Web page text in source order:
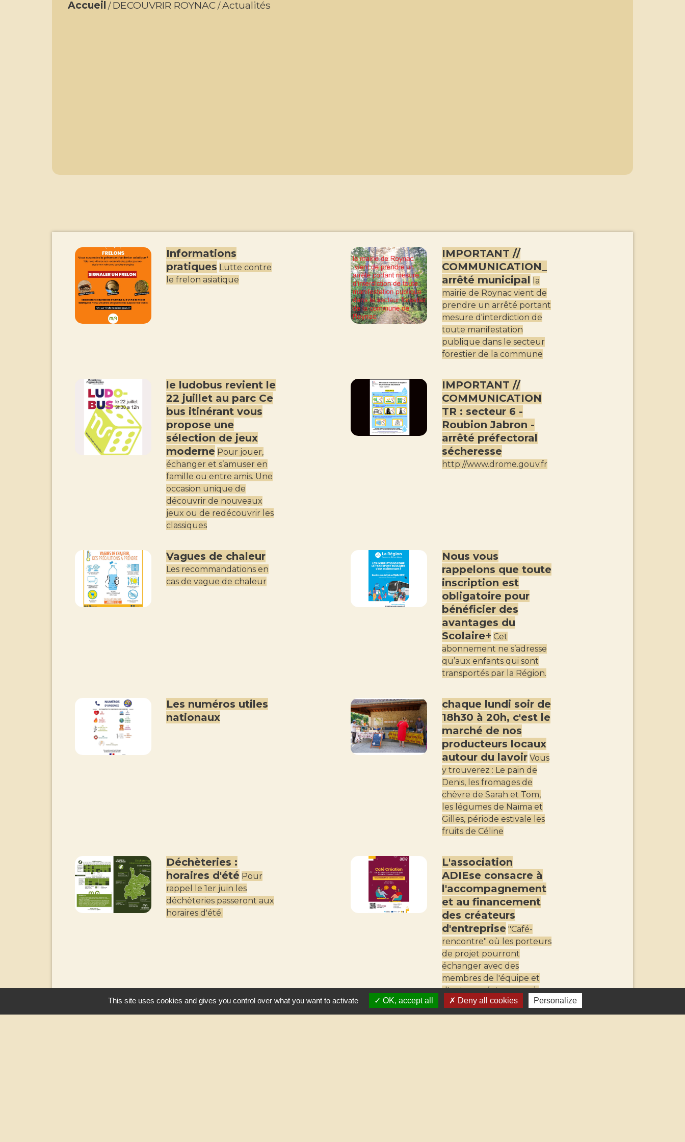
Accueil / DECOUVRIR ROYNAC / Actualités
Informations
pratiques Lutte contre
le frelon asiatique
IMPORTANT //
COMMUNICATION_
arrêté municipal la
mairie de Roynac vient de
prendre un arrêté portant
mesure d'interdiction de
toute manifestation
publique dans le secteur
forestier de la commune
le ludobus revient le
22 juillet au parc Ce
bus itinérant vous
propose une
sélection de jeux
moderne Pour jouer,
échanger et s’amuser en
famille ou entre amis. Une
occasion unique de
découvrir de nouveaux
jeux ou de redécouvrir les
classiques
IMPORTANT //
COMMUNICATION
TR : secteur 6 -
Roubion Jabron -
arrêté préfectoral
sécheresse
http://www.drome.gouv.fr
Vagues de chaleur
Les recommandations en
cas de vague de chaleur
Nous vous
rappelons que toute
inscription est
obligatoire pour
bénéficier des
avantages du
Scolaire+ Cet
abonnement ne s’adresse
qu’aux enfants qui sont
transportés par la Région.
Les numéros utiles
nationaux
chaque lundi soir de
18h30 à 20h, c'est le
marché de nos
producteurs locaux
autour du lavoir Vous
y trouverez : Le pain de
Denis, les fromages de
chèvre de Sarah et Tom,
les légumes de Naïma et
Gilles, période estivale les
fruits de Céline
Déchèteries :
horaires d'été Pour
rappel le 1er juin les
déchèteries passeront aux
horaires d'été.
L'association
ADIEse consacre à
l'accompagnement
et au financement
des créateurs
d'entreprise "Café-
rencontre" où les porteurs
de projet pourront
échanger avec des
membres de l'équipe et
d'autres créateurs, mais
aussi trouver les
informations
This site uses cookies and gives you control over what you want to activate OK, accept all Deny all cookies Personalize